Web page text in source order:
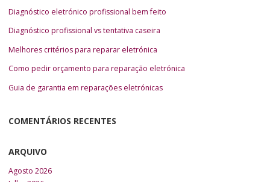
Diagnóstico eletrónico profissional bem feito
Diagnóstico profissional vs tentativa caseira
Melhores critérios para reparar eletrónica
Como pedir orçamento para reparação eletrónica
Guia de garantia em reparações eletrónicas
COMENTÁRIOS RECENTES
ARQUIVO
Agosto 2026